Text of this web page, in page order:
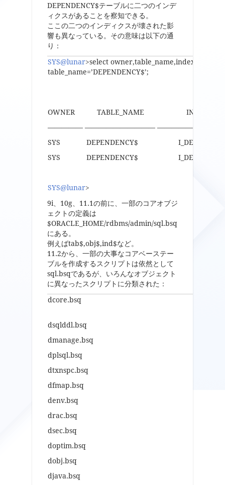
DEPENDENCY$テーブルに二つのインデ
ィクスがあることを察知できる。
ここの二つのインディクスが壊された影
響も異なっている。その意味は以下の通
り：
SYS@lunar>select
table_name=’DEPENDENCY$’;
OWNER TABLE_NAME
————— ——————————
SYS DEPENDENCY$
SYS DEPENDENCY$
SYS@lunar>
9i、10g、11.1の前に、一部のコアオブジ
ェクトの定義は
$ORACLE_HOME/rdbms/admin/sql.bsq
にある。
例えばtab$,obj$,ind$など。
11.2から、一部の大事なコアベーステー
ブルを作成するスクリプトは依然として
sql.bsqであるが、いろんなオブジェクト
に異なったスクリプトに分類された：
dcore.bsq
dsqlddl.bsq
dmanage.bsq
dplsql.bsq
dtxnspc.bsq
dfmap.bsq
denv.bsq
drac.bsq
dsec.bsq
doptim.bsq
dobj.bsq
djava.bsq